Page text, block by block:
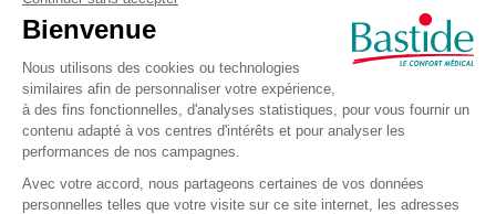
protection Confortmed
Ref.: 107616